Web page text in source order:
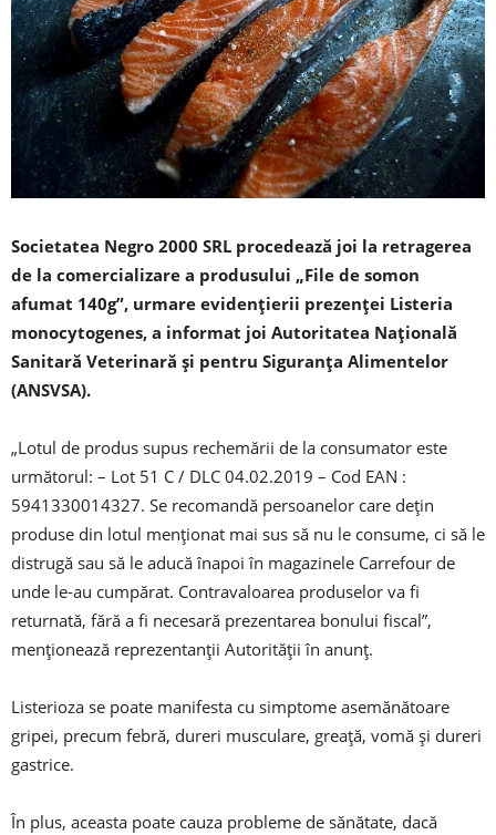
Societatea Negro 2000 SRL procedează joi la retragerea
de la comercializare a produsului „File de somon
afumat 140g”, urmare evidenţierii prezenţei Listeria
monocytogenes, a informat joi Autoritatea Naţională
Sanitară Veterinară şi pentru Siguranţa Alimentelor
(ANSVSA).
„Lotul de produs supus rechemării de la consumator este
următorul: – Lot 51 C / DLC 04.02.2019 – Cod EAN :
5941330014327. Se recomandă persoanelor care deţin
produse din lotul menţionat mai sus să nu le consume, ci să le
distrugă sau să le aducă înapoi în magazinele Carrefour de
unde le-au cumpărat. Contravaloarea produselor va fi
returnată, fără a fi necesară prezentarea bonului fiscal”,
menţionează reprezentanţii Autorităţii în anunţ.
Listerioza se poate manifesta cu simptome asemănătoare
gripei, precum febră, dureri musculare, greaţă, vomă şi dureri
gastrice.
În plus, aceasta poate cauza probleme de sănătate, dacă